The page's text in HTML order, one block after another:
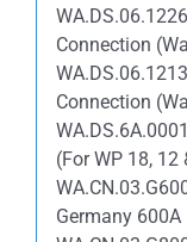
Connection
Connection
(For WP 18, 12
Germany 600A